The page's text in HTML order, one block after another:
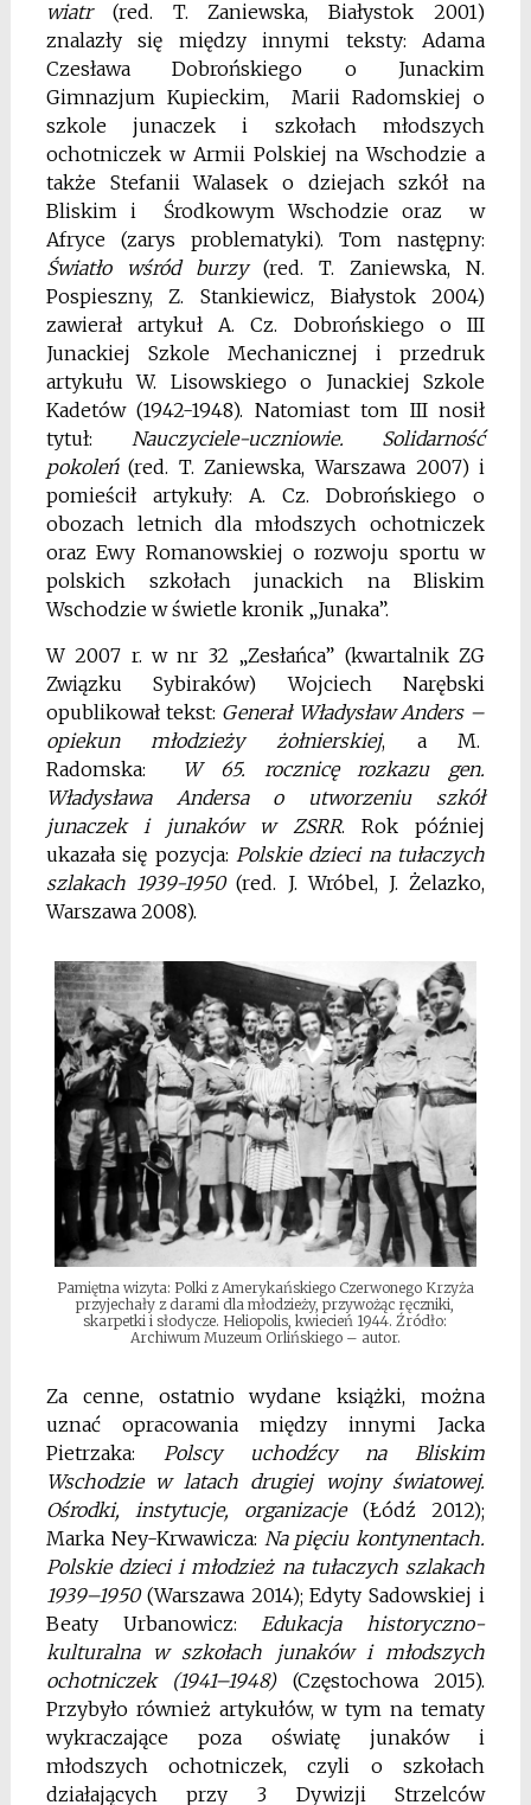
wiatr(red. T. Zaniewska, Białystok 2001)
znalazły się między innymi teksty: Adama
Czesława Dobrońskiego o Junackim
Gimnazjum Kupieckim, Marii Radomskiej o
szkole junaczek i szkołach młodszych
ochotniczek w Armii Polskiej na Wschodzie a
także Stefanii Walasek o dziejach szkół na
Bliskim i Środkowym Wschodzie oraz w
Afryce (zarys problematyki). Tom następny:
Światło wśród burzy (red. T. Zaniewska, N.
Pospieszny, Z. Stankiewicz, Białystok 2004)
zawierał artykuł A. Cz. Dobrońskiego o III
Junackiej Szkole Mechanicznej i przedruk
artykułu W. Lisowskiego o Junackiej Szkole
Kadetów (1942-1948). Natomiast tom III nosił
tytuł: Nauczyciele-uczniowie. Solidarność
pokoleń(red. T. Zaniewska, Warszawa 2007) i
pomieścił artykuły: A. Cz. Dobrońskiego o
obozach letnich dla młodszych ochotniczek
oraz Ewy Romanowskiej o rozwoju sportu w
polskich szkołach junackich na Bliskim
Wschodzie w świetle kronik „Junaka”.
W 2007 r. w nr 32 „Zesłańca” (kwartalnik ZG
Związku Sybiraków) Wojciech Narębski
opublikował tekst: Generał Władysław Anders –
opiekun młodzieży żołnierskiej, a M.
Radomska: W 65. rocznicę rozkazu gen.
Władysława Andersa o utworzeniu szkół
junaczek i junaków w ZSRR. Rok później
ukazała się pozycja: Polskie dzieci na tułaczych
szlakach 1939-1950(red. J. Wróbel, J. Żelazko,
Warszawa 2008).
Pamiętna wizyta: Polki z Amerykańskiego Czerwonego Krzyża
przyjechały z darami dla młodzieży, przywożąc ręczniki,
skarpetki i słodycze. Heliopolis, kwiecień 1944. Źródło:
Archiwum Muzeum Orlińskiego – autor.
Za cenne, ostatnio wydane książki, można
uznać opracowania między innymi Jacka
Pietrzaka:
Polscy uchodźcy na Bliskim
Wschodzie w latach drugiej wojny światowej.
Ośrodki, instytucje, organizacje(Łódź 2012);
Marka Ney-Krwawicza: Na pięciu kontynentach.
Polskie dzieci i młodzież na tułaczych szlakach
1939–1950(Warszawa 2014); Edyty Sadowskiej i
Beaty Urbanowicz: Edukacja historyczno-
kulturalna w szkołach junaków i młodszych
ochotniczek (1941–1948)(Częstochowa 2015).
Przybyło również artykułów, w tym na tematy
wykraczające poza oświatę junaków i
młodszych ochotniczek, czyli o szkołach
działających przy 3 Dywizji Strzelców